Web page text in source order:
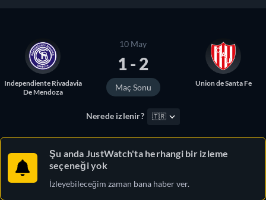
Independiente Rivadavia
De Mendoza
10 May
1 - 2
Maç Sonu Union de Santa Fe
Nerede izlenir? 🇹🇷
Şu anda JustWatch'ta herhangi bir izleme
seçeneği yok
İzleyebileceğim zaman bana haber ver.